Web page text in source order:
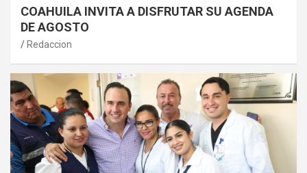
COAHUILA INVITA A DISFRUTAR SU AGENDA
DE AGOSTO
Redaccion